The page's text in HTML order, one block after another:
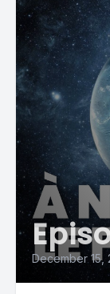
December 15,